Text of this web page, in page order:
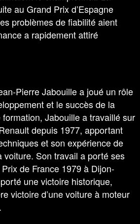
au Grand Prix d’Espagne
problèmes de fiabilité aient
a rapidement attiré
Pierre Jabouille a joué un rôle
et le succès de la
Jabouille a travaillé sur
depuis 1977, apportant
et son expérience de
voiture. Son travail a porté ses
de France 1979 à Dijon-
une victoire historique,
victoire d’une voiture à moteur